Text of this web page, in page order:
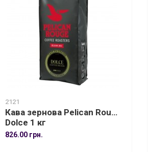
2121
Кава зернова Pelican Rouge
Dolce 1 кг
826.00 грн.